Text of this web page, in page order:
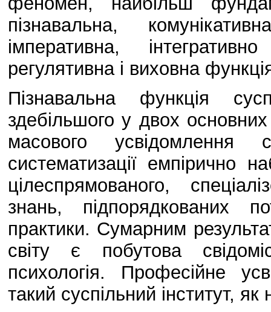
пізнавальна,
імперативна,
регулятивна і виховна
Пізнавальна функція
здебільшого у двох
масового усвідомлення
систематизації емпірично
цілеспрямованого,
знань, підпорядкованих
практики. Сумарним
світу є побутова
психологія. Професійне
такий суспільний інститут, як